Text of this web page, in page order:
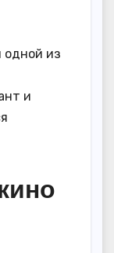
одной из
и